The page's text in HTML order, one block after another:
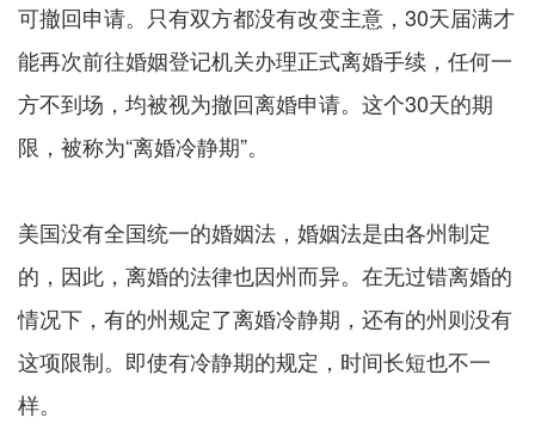
可撤回申请。只有双方都没有改变主意，30天届满才
能再次前往婚姻登记机关办理正式离婚手续，任何一
方不到场，均被视为撤回离婚申请。这个30天的期
限，被称为“离婚冷静期”。
美国没有全国统一的婚姻法，婚姻法是由各州制定
的，因此，离婚的法律也因州而异。在无过错离婚的
情况下，有的州规定了离婚冷静期，还有的州则没有
这项限制。即使有冷静期的规定，时间长短也不一
样。